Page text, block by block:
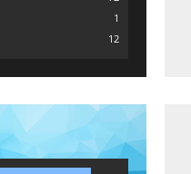
1
12